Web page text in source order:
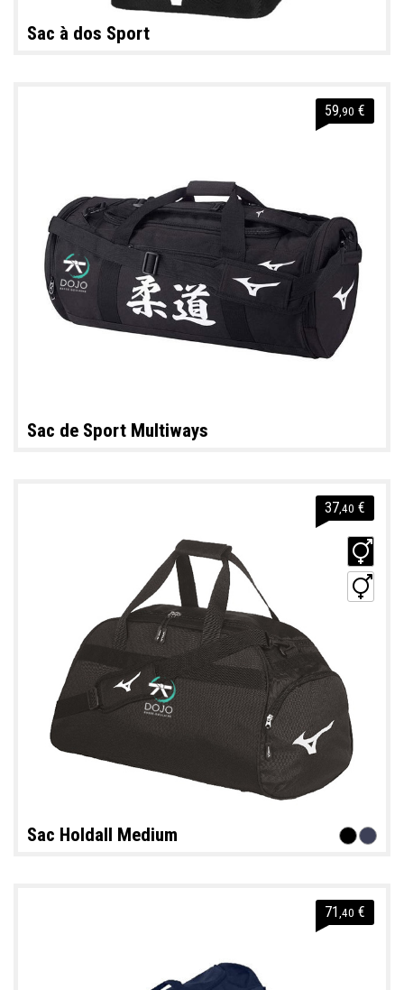
Sac à dos Sport
59 ,90 €
Sac de Sport Multiways
37,40 €
Sac Holdall Medium
71 ,40 €